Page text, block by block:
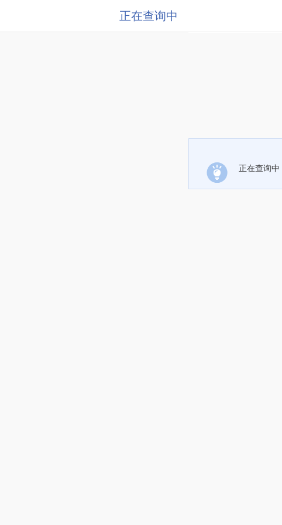
正在查询中
正在查询中